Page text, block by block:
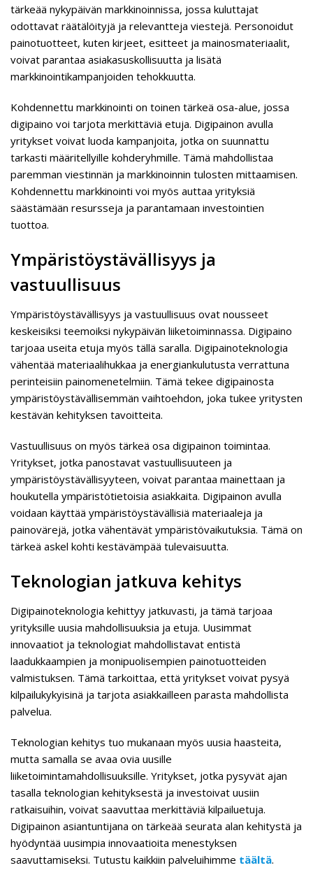
tärkeää nykypäivän markkinoinnissa, jossa kuluttajat
odottavat räätälöityjä ja relevantteja viestejä. Personoidut
painotuotteet, kuten kirjeet, esitteet ja mainosmateriaalit,
voivat parantaa asiakasuskollisuutta ja lisätä
markkinointikampanjoiden tehokkuutta.
Kohdennettu markkinointi on toinen tärkeä osa-alue, jossa
digipaino voi tarjota merkittäviä etuja. Digipainon avulla
yritykset voivat luoda kampanjoita, jotka on suunnattu
tarkasti määritellyille kohderyhmille. Tämä mahdollistaa
paremman viestinnän ja markkinoinnin tulosten mittaamisen.
Kohdennettu markkinointi voi myös auttaa yrityksiä
säästämään resursseja ja parantamaan investointien
tuottoa.
Ympäristöystävällisyys ja
vastuullisuus
Ympäristöystävällisyys ja vastuullisuus ovat nousseet
keskeisiksi teemoiksi nykypäivän liiketoiminnassa. Digipaino
tarjoaa useita etuja myös tällä saralla. Digipainoteknologia
vähentää materiaalihukkaa ja energiankulutusta verrattuna
perinteisiin painomenetelmiin. Tämä tekee digipainosta
ympäristöystävällisemmän vaihtoehdon, joka tukee yritysten
kestävän kehityksen tavoitteita.
Vastuullisuus on myös tärkeä osa digipainon toimintaa.
Yritykset, jotka panostavat vastuullisuuteen ja
ympäristöystävällisyyteen, voivat parantaa mainettaan ja
houkutella ympäristötietoisia asiakkaita. Digipainon avulla
voidaan käyttää ympäristöystävällisiä materiaaleja ja
painovärejä, jotka vähentävät ympäristövaikutuksia. Tämä on
tärkeä askel kohti kestävämpää tulevaisuutta.
Teknologian jatkuva kehitys
Digipainoteknologia kehittyy jatkuvasti, ja tämä tarjoaa
yrityksille uusia mahdollisuuksia ja etuja. Uusimmat
innovaatiot ja teknologiat mahdollistavat entistä
laadukkaampien ja monipuolisempien painotuotteiden
valmistuksen. Tämä tarkoittaa, että yritykset voivat pysyä
kilpailukykyisinä ja tarjota asiakkailleen parasta mahdollista
palvelua.
Teknologian kehitys tuo mukanaan myös uusia haasteita,
mutta samalla se avaa ovia uusille
liiketoimintamahdollisuuksille. Yritykset, jotka pysyvät ajan
tasalla teknologian kehityksestä ja investoivat uusiin
ratkaisuihin, voivat saavuttaa merkittäviä kilpailuetuja.
Digipainon asiantuntijana on tärkeää seurata alan kehitystä ja
hyödyntää uusimpia innovaatioita menestyksen
saavuttamiseksi. Tutustu kaikkiin palveluihimme täältä.